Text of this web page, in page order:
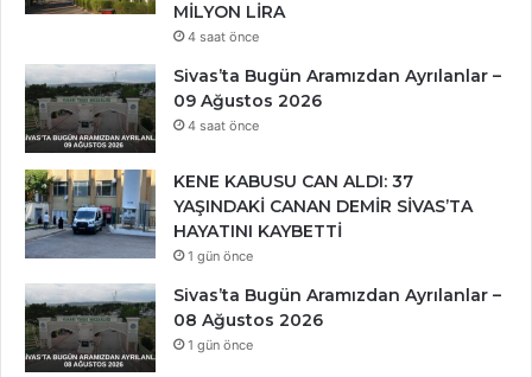
MİLYON LİRA
4 saat önce
Sivas’ta Bugün Aramızdan Ayrılanlar –
09 Ağustos 2026
4 saat önce
KENE KABUSU CAN ALDI: 37
YAŞINDAKİ CANAN DEMİR SİVAS’TA
HAYATINI KAYBETTİ
1 gün önce
Sivas’ta Bugün Aramızdan Ayrılanlar –
08 Ağustos 2026
1 gün önce